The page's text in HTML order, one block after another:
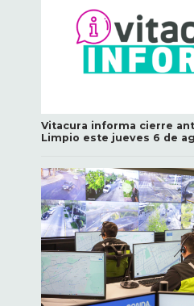
Vitacura informa cierre
Limpio este jueves 6 de